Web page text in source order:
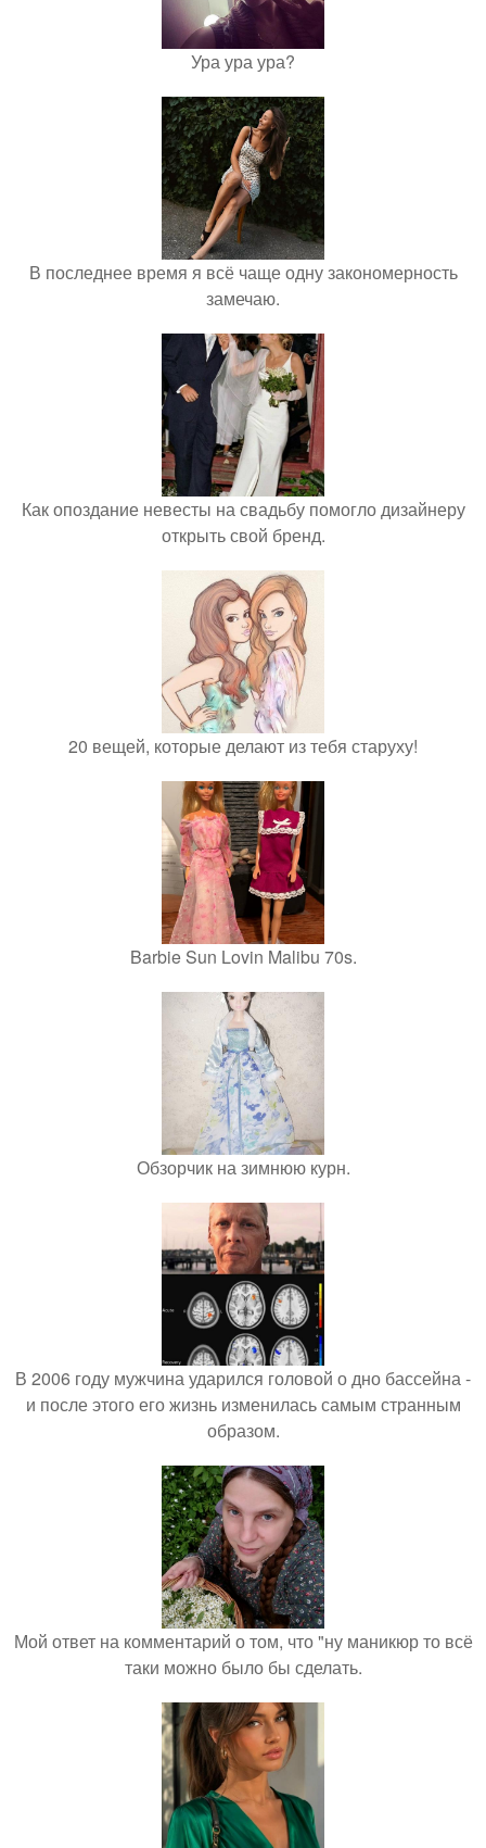
Ура ура ура?
В последнее время я всё чаще одну закономерность
замечаю.
Как опоздание невесты на свадьбу помогло дизайнеру
открыть свой бренд.
20 вещей, которые делают из тебя старуху!
Barbie Sun Lovin Malibu 70s.
Обзорчик на зимнюю курн.
В 2006 году мужчина ударился головой о дно бассейна -
и после этого его жизнь изменилась самым странным
образом.
Мой ответ на комментарий о том, что "ну маникюр то всё
таки можно было бы сделать.